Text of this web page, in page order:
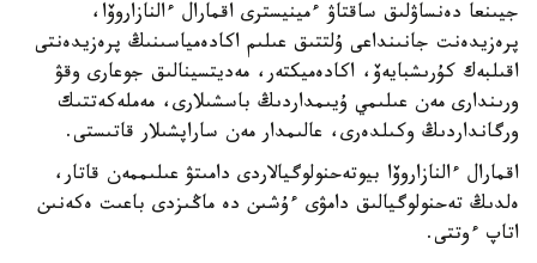
جيىنعا دەنساۋلىق ساقتاۋ ءمينيسترى اقمارال ءالنازاروۆا،
پرەزيدەنت جانىنداعى ۇلتتىق عىلىم اكادەمياسىنىڭ پرەزيدەنتى
اقىلبەك كۇرىشبايەۆ، اكادەميكتەر، مەديتسينالىق جوعارى وقۋ
ورىندارى مەن عىلىمي ۇيىمداردىڭ باسشىلارى، مەملەكەتتىك
ورگانداردىڭ وكىلدەرى، عالىمدار مەن ساراپشىلار قاتىستى.
اقمارال ءالنازاروۆا بيوتەحنولوگيالاردى دامىتۋ عىلىممەن قاتار،
ەلدىڭ تەحنولوگيالىق دامۋى ءۇشىن دە ماڭىزدى باعىت ەكەنىن
اتاپ ءوتتى.